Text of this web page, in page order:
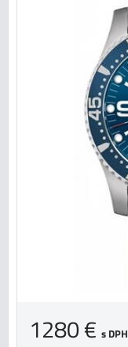
1280 € s DPH